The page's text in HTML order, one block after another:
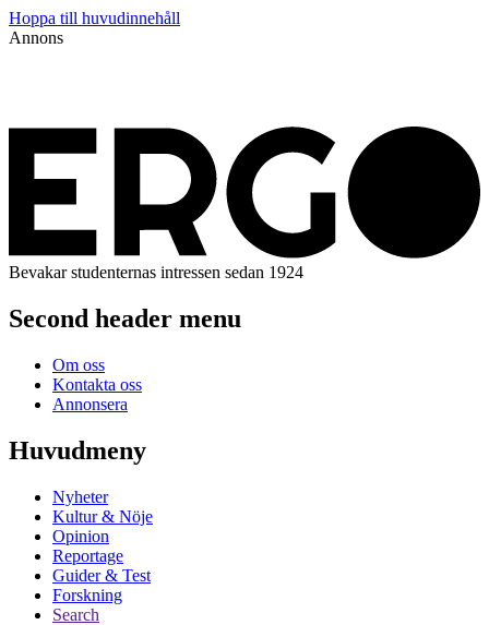
Hoppa till huvudinnehåll
Annons
Bevakar studenternas intressen sedan 1924
Second header menu
Om oss
Kontakta oss
Annonsera
Huvudmeny
Nyheter
Kultur & Nöje
Opinion
Reportage
Guider & Test
Forskning
Search